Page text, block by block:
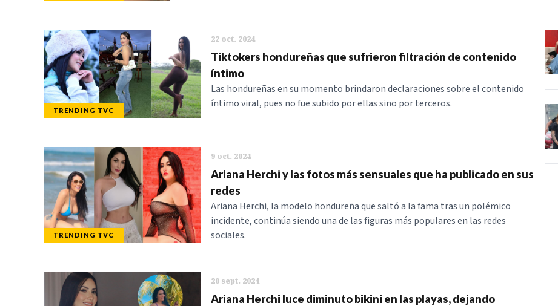
TRENDING TVC
22 oct. 2024
Tiktokers hondureñas que sufrieron filtración de contenido
íntimo
Las hondureñas en su momento brindaron declaraciones sobre el contenido
íntimo viral, pues no fue subido por ellas sino por terceros.
TRENDING TVC
9 oct. 2024
Ariana Herchi y las fotos más sensuales que ha publicado en sus
redes
Ariana Herchi, la modelo hondureña que saltó a la fama tras un polémico
incidente, continúa siendo una de las figuras más populares en las redes
sociales.
20 sept. 2024
Ariana Herchi luce diminuto bikini en las playas, dejando